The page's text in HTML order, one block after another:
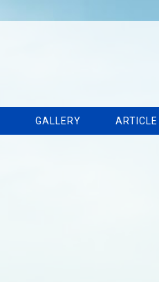
GALLERY ARTICLE